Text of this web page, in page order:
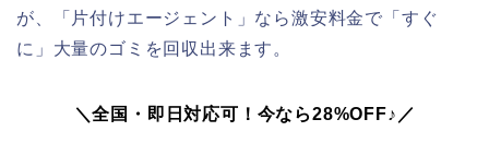
が、「片付けエージェント」なら激安料金で「すぐ
に」大量のゴミを回収出来ます。
＼全国・即日対応可！今なら28%OFF♪／